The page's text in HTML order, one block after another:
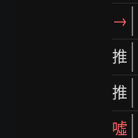
→
推
推
噓